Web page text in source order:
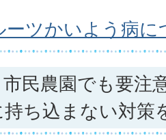
ーツかいよう病に
民農園でも要注
ち込まない対策